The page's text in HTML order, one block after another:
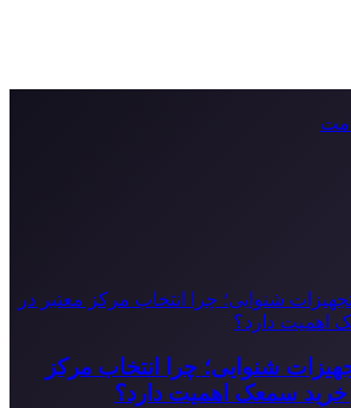
شنوایی؛ چرا انتخاب مرکز
خرید سمعک اهمیت دارد؟